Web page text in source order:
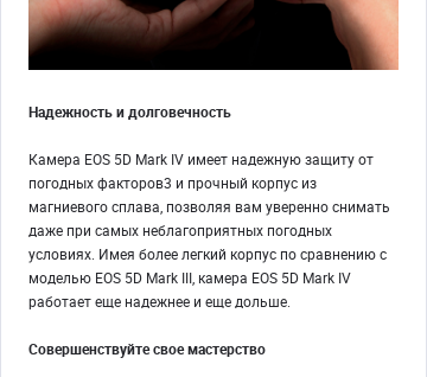
Надежность и долговечность
Камера EOS 5D Mark IV имеет надежную защиту от
погодных факторов3 и прочный корпус из
магниевого сплава, позволяя вам уверенно снимать
даже при самых неблагоприятных погодных
условиях. Имея более легкий корпус по сравнению с
моделью EOS 5D Mark III, камера EOS 5D Mark IV
работает еще надежнее и еще дольше.
Совершенствуйте свое мастерство